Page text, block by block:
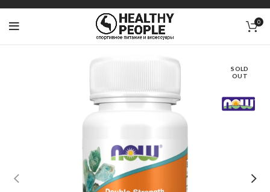
0
SOLD
OUT